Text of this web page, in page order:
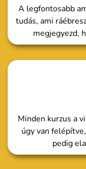
A legfontosabb
tudás, ami
megjegyezd,
Minden kurzus a
úgy van
pedig